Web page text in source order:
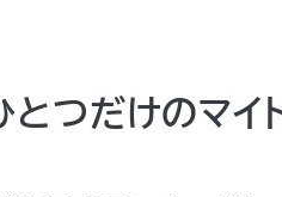
つだけのマ